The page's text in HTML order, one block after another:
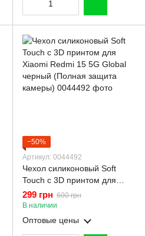
−50%
Артикул: 0044492
Чехол силиконовый Soft
Touch с 3D принтом для
Xiaomi Redmi 15 5G Global
черный (Полная защита
камеры)
299 грн 600 грн
В наличии
Оптовые цены